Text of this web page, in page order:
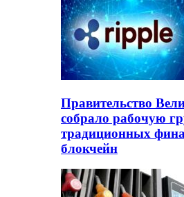
Правительство
собрало рабочую
традиционных
блокчейн